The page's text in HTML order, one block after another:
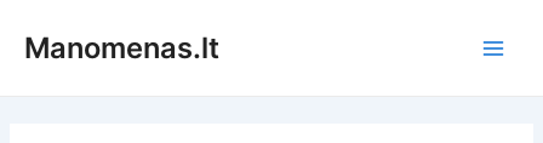
prieManomenas.lt